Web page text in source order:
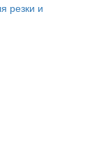
резки и